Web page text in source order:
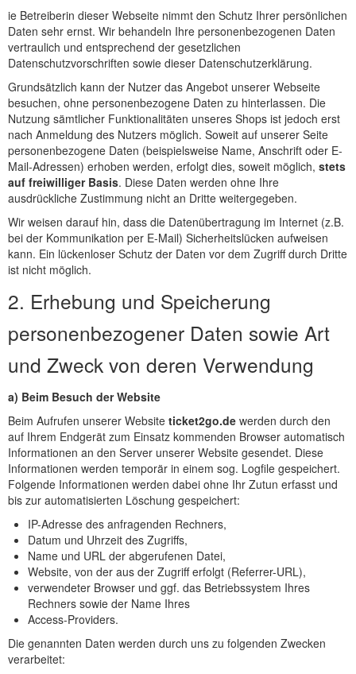
ie Betreiberin dieser Webseite nimmt den Schutz Ihrer persönlichen
Daten sehr ernst. Wir behandeln Ihre personenbezogenen Daten
vertraulich und entsprechend der gesetzlichen
Datenschutzvorschriften sowie dieser Datenschutzerklärung.
Grundsätzlich kann der Nutzer das Angebot unserer Webseite
besuchen, ohne personenbezogene Daten zu hinterlassen. Die
Nutzung sämtlicher Funktionalitäten unseres Shops ist jedoch erst
nach Anmeldung des Nutzers möglich. Soweit auf unserer Seite
personenbezogene Daten (beispielsweise Name, Anschrift oder E-
Mail-Adressen) erhoben werden, erfolgt dies, soweit möglich, stets
auf freiwilliger Basis. Diese Daten werden ohne Ihre
ausdrückliche Zustimmung nicht an Dritte weitergegeben.
Wir weisen darauf hin, dass die Datenübertragung im Internet (z.B.
bei der Kommunikation per E-Mail) Sicherheitslücken aufweisen
kann. Ein lückenloser Schutz der Daten vor dem Zugriff durch Dritte
ist nicht möglich.
2. Erhebung und Speicherung
personenbezogener Daten sowie Art
und Zweck von deren Verwendung
a) Beim Besuch der Website
Beim Aufrufen unserer Website ticket2go.de werden durch den
auf Ihrem Endgerät zum Einsatz kommenden Browser automatisch
Informationen an den Server unserer Website gesendet. Diese
Informationen werden temporär in einem sog. Logfile gespeichert.
Folgende Informationen werden dabei ohne Ihr Zutun erfasst und
bis zur automatisierten Löschung gespeichert:
IP-Adresse des anfragenden Rechners,
Datum und Uhrzeit des Zugriffs,
Name und URL der abgerufenen Datei,
Website, von der aus der Zugriff erfolgt (Referrer-URL),
verwendeter Browser und ggf. das Betriebssystem Ihres
Rechners sowie der Name Ihres
Access-Providers.
Die genannten Daten werden durch uns zu folgenden Zwecken
verarbeitet: